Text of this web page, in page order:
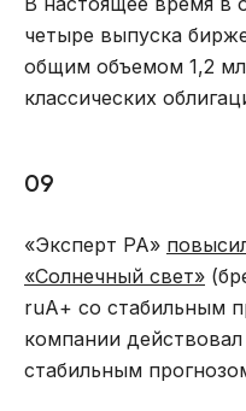
четыре выпуска
общим объемом 1,2
классических
09
«Эксперт РА»
«Солнечный свет»
ruА+ со стабильным
компании
стабильным